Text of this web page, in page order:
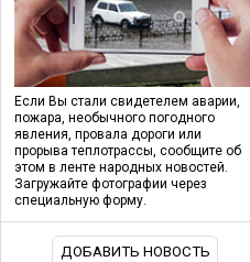
Если Вы стали свидетелем аварии,
пожара, необычного погодного
явления, провала дороги или
прорыва теплотрассы, сообщите об
этом в ленте народных новостей.
Загружайте фотографии через
специальную форму.
ДОБАВИТЬ НОВОСТЬ